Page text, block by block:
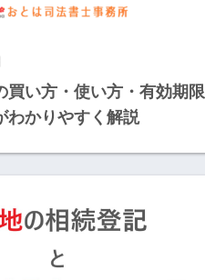
買い方・使い方・有効期限
わかりやすく解説